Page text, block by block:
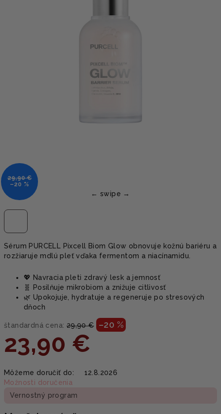
Sérum PURCELL Pixcell Biom Glow obnovuje kožnú bariéru a
rozžiaruje mdlú pleť vďaka fermentom a niacínamidu.
💖 Navracia pleti zdravý lesk a jemnosť
🧬 Posilňuje mikrobiom a znižuje citlivosť
🌿 Upokojuje, hydratuje a regeneruje po stresových
dňoch
štandardná cena: 29,90 € –20 %
23,90 €
cena:
Môžeme doručiť do:
12.8.2026
Možnosti doručenia
Vernostný program
29,90 €
–20 %